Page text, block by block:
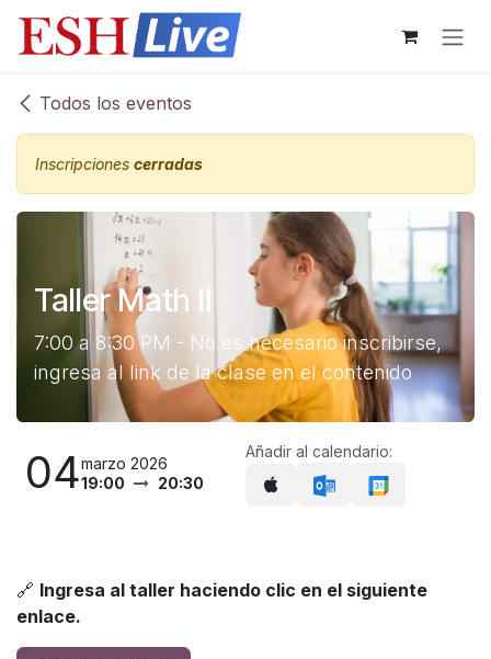
Ir al contenido
Todos los eventos
Inscripciones cerradas
Taller Math II
7:00 a 8:30 PM - No es necesario inscribirse,
ingresa al link de la clase en el contenido
04marzo 2026
19:00
20:30
Añadir al calendario:
🔗 Ingresa al taller haciendo clic en el siguiente
enlace.